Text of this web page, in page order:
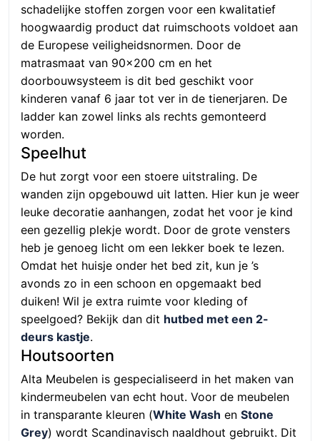
schadelijke stoffen zorgen voor een kwalitatief
hoogwaardig product dat ruimschoots voldoet aan
de Europese veiligheidsnormen. Door de
matrasmaat van 90×200 cm en het
doorbouwsysteem is dit bed geschikt voor
kinderen vanaf 6 jaar tot ver in de tienerjaren. De
ladder kan zowel links als rechts gemonteerd
worden.
Speelhut
De hut zorgt voor een stoere uitstraling. De
wanden zijn opgebouwd uit latten. Hier kun je weer
leuke decoratie aanhangen, zodat het voor je kind
een gezellig plekje wordt. Door de grote vensters
heb je genoeg licht om een lekker boek te lezen.
Omdat het huisje onder het bed zit, kun je ’s
avonds zo in een schoon en opgemaakt bed
duiken! Wil je extra ruimte voor kleding of
speelgoed? Bekijk dan dit hutbed met een 2-
deurs kastje.
Houtsoorten
Alta Meubelen is gespecialiseerd in het maken van
kindermeubelen van echt hout. Voor de meubelen
in transparante kleuren (White Wash en Stone
Grey) wordt Scandinavisch naaldhout gebruikt. Dit